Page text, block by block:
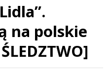
na polskie